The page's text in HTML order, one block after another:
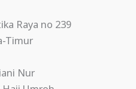
Raya no 239
Timur
Nur